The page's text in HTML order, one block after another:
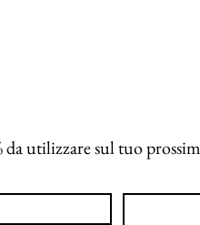
utilizzare sul tuo